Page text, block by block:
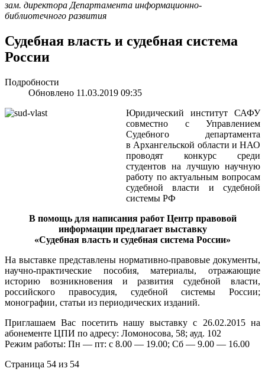
зам. директора Департамента информационно-
библиотечного развития
Судебная власть и судебная система
России
Подробности
Обновлено 11.03.2019 09:35
Юридический институт САФУ
совместно с Управлением
Судебного департамента
в Архангельской области и НАО
проводят конкурс среди
студентов на лучшую научную
работу по актуальным вопросам
судебной власти и судебной
системы РФ
В помощь для написания работ Центр правовой
информации предлагает выставку
«Судебная власть и судебная система России»
На выставке представлены нормативно-правовые документы,
научно-практические пособия, материалы, отражающие
историю возникновения и развития судебной власти,
российского правосудия, судебной системы России;
монографии, статьи из периодических изданий.
Приглашаем Вас посетить нашу выставку с 26.02.2015 на
абонементе ЦПИ по адресу: Ломоносова, 58; ауд. 102
Режим работы: Пн — пт: с 8.00 — 19.00; Сб — 9.00 — 16.00
Страница 54 из 54